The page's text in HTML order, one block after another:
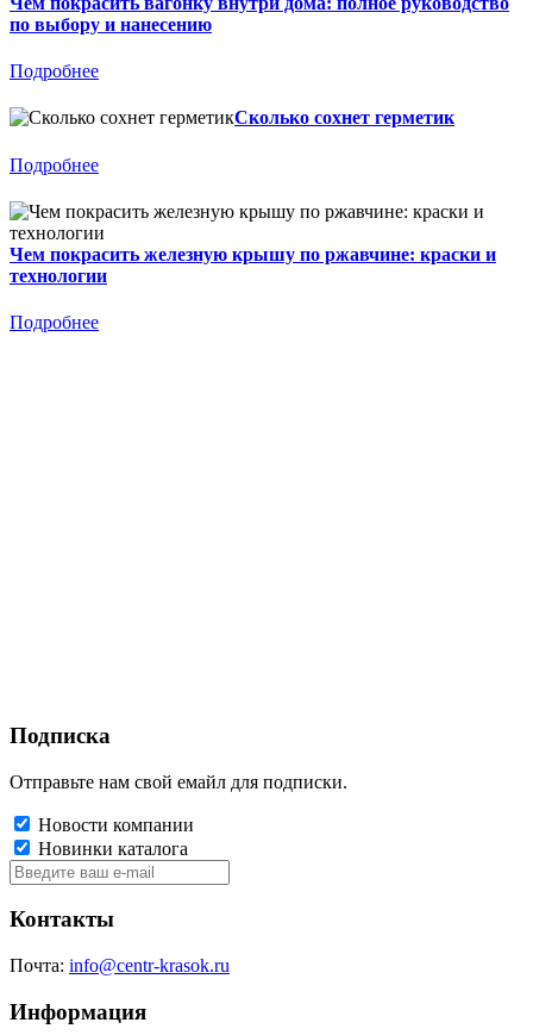
по выбору и нанесению
Подробнее
Сколько сохнет герметик
Подробнее
Чем покрасить железную крышу по ржавчине: краски и
технологии
Подробнее
Подписка
Отправьте нам свой емайл для подписки.
Новости компании
Новинки каталога
Контакты
Почта: info@centr-krasok.ru
Информация